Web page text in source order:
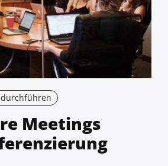
Meetings